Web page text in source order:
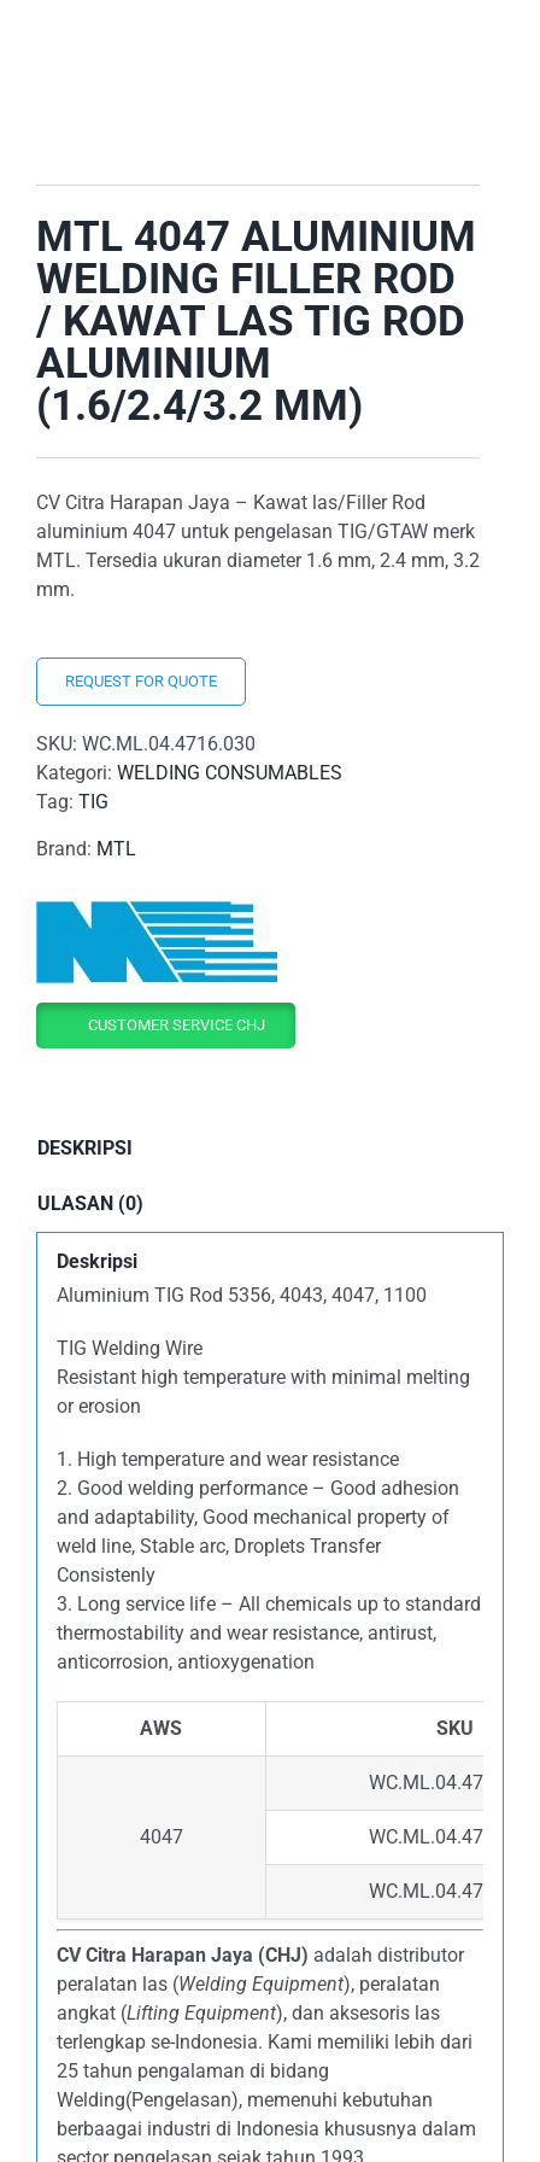
FOR:
MTL 4047 ALUMINIUM
WELDING FILLER ROD
/ KAWAT LAS TIG ROD
ALUMINIUM
(1.6/2.4/3.2 MM)
CV Citra Harapan Jaya – Kawat las/Filler Rod
aluminium 4047 untuk pengelasan TIG/GTAW merk
MTL. Tersedia ukuran diameter 1.6 mm, 2.4 mm, 3.2
mm.
REQUEST FOR QUOTE
SKU: WC.ML.04.4716.030
Kategori: WELDING CONSUMABLES
Tag: TIG
Brand: MTL
CUSTOMER SERVICE CHJ
DESKRIPSI
ULASAN (0)
Deskripsi
Aluminium TIG Rod 5356, 4043, 4047, 1100
TIG Welding Wire
Resistant high temperature with minimal melting
or erosion
1. High temperature and wear resistance
2. Good welding performance – Good adhesion
and adaptability, Good mechanical property of
weld line, Stable arc, Droplets Transfer
Consistenly
3. Long service life – All chemicals up to standard
thermostability and wear resistance, antirust,
anticorrosion, antioxygenation
AWS SKU
4047
CV Citra Harapan Jaya (CHJ) adalah distributor
peralatan las (Welding Equipment), peralatan
angkat (Lifting Equipment), dan aksesoris las
terlengkap se-Indonesia. Kami memiliki lebih dari
25 tahun pengalaman di bidang
Welding(Pengelasan), memenuhi kebutuhan
berbaagai industri di Indonesia khususnya dalam
sector pengelasan sejak tahun 1993.